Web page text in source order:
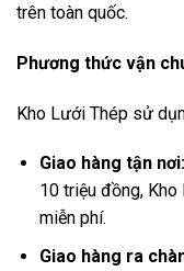
trên toàn quốc.
Phương thức vận
Kho Lưới Thép sử
Giao hàng tận nơi:
10 triệu đồng,
miễn phí.
Giao hàng ra